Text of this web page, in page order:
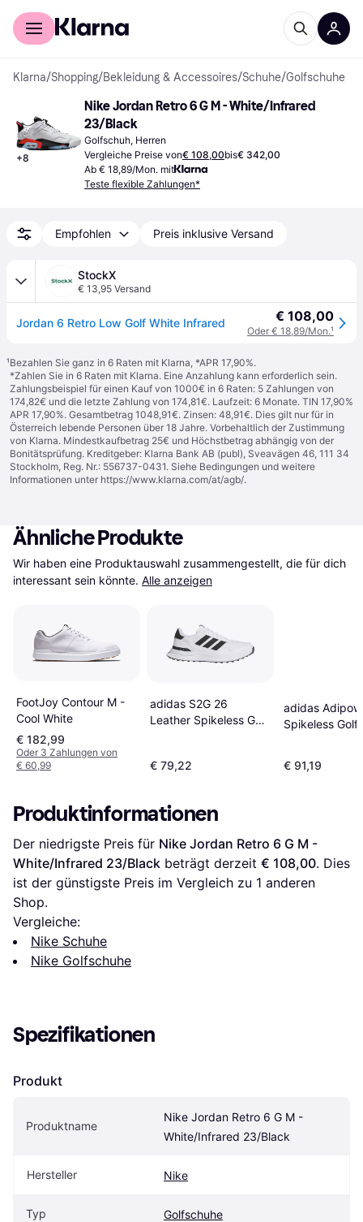
Für Shopper
Klarna/Shopping/Bekleidung & Accessoires/Schuhe/Golfschuhe
+8
Nike Jordan Retro 6 G M - White/Infrared
23/Black
Golfschuh, Herren
Vergleiche Preise von€ 108,00bis€ 342,00
Ab € 18,89/Mon. mit
Teste flexible Zahlungen*
Empfohlen Preis inklusive Versand
StockX
€ 13,95 Versand
Jordan 6 Retro Low Golf White Infrared € 108,00
Oder € 18,89/Mon.¹
¹Bezahlen Sie ganz in 6 Raten mit Klarna, *APR 17,90%.
*Zahlen Sie in 6 Raten mit Klarna. Eine Anzahlung kann erforderlich sein.
Zahlungsbeispiel für einen Kauf von 1000€ in 6 Raten: 5 Zahlungen von
174,82€ und die letzte Zahlung von 174,81€. Laufzeit: 6 Monate. TIN 17,90%
APR 17,90%. Gesamtbetrag 1048,91€. Zinsen: 48,91€. Dies gilt nur für in
Österreich lebende Personen über 18 Jahre. Vorbehaltlich der Zustimmung
von Klarna. Mindestkaufbetrag 25€ und Höchstbetrag abhängig von der
Bonitätsprüfung. Kreditgeber: Klarna Bank AB (publ), Sveavägen 46, 111 34
Stockholm, Reg. Nr.: 556737-0431. Siehe Bedingungen und weitere
Informationen unter https://www.klarna.com/at/agb/.
Ähnliche Produkte
Wir haben eine Produktauswahl zusammengestellt, die für dich
interessant sein könnte. Alle anzeigen
FootJoy Contour M -
Cool White
€ 182,99
Oder 3 Zahlungen von
€ 60,99
adidas S2G 26
Leather Spikeless Golf
€ 79,22
adidas
Spikeless Golf
€ 91,19
Produktinformationen
Der niedrigste Preis für Nike Jordan Retro 6 G M -
White/Infrared 23/Black beträgt derzeit € 108,00. Dies
ist der günstigste Preis im Vergleich zu 1 anderen
Shop.
Vergleiche:
Nike Schuhe
Nike Golfschuhe
Spezifikationen
Produkt
Produktname
Nike Jordan Retro 6 G M -
White/Infrared 23/Black
Hersteller Nike
Typ Golfschuhe